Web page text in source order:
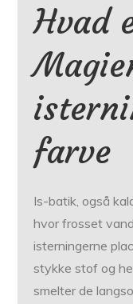
Hvad
farve
Is-batik, også
hvor frosset
isterningerne
stykke stof og
smelter de